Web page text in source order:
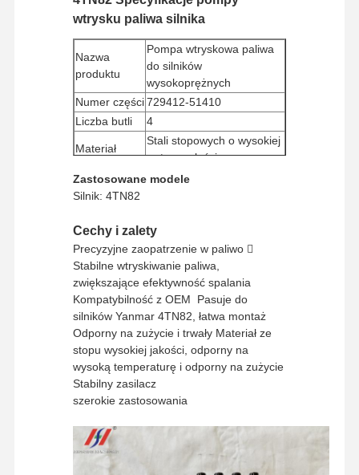
wtrysku paliwa silnika
Nazwa
produktu
Pompa wtryskowa paliwa
do silników
wysokoprężnych
Numer części729412-51410
Liczba butli
4
Materiał
Stali stopowych o wysokiej
wytrzymałości
Waga
Około 10 ̇12 kg
Minimalna
zamówienia
Sposób
płatności
Western Union, T/T
Sposób
wysyłki
UPS/DHL/EMS/TNT/FedEx
Zastosowane modele
Silnik: 4TN82
Cechy i zalety
Precyzyjne zaopatrzenie w paliwo 
Stabilne wtryskiwanie paliwa,
zwiększające efektywność spalania
Kompatybilność z OEM ️ Pasuje do
silników Yanmar 4TN82, łatwa montaż
Odporny na zużycie i trwały Materiał ze
stopu wysokiej jakości, odporny na
wysoką temperaturę i odporny na zużycie
Stabilny zasilacz
szerokie zastosowania